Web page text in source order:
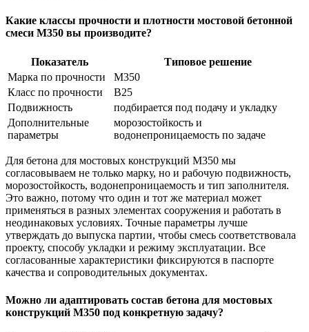
Какие классы прочности и плотности мостовой бетонной
смеси М350 вы производите?
Показатель
Типовое решение
Марка по прочности
М350
Класс по прочности
В25
Подвижность
подбирается под подачу и укладку
Дополнительные
параметры
морозостойкость и
водонепроницаемость по задаче
Для бетона для мостовых конструкций М350 мы
согласовываем не только марку, но и рабочую подвижность,
морозостойкость, водонепроницаемость и тип заполнителя.
Это важно, потому что один и тот же материал может
применяться в разных элементах сооружения и работать в
неодинаковых условиях. Точные параметры лучше
утверждать до выпуска партии, чтобы смесь соответствовала
проекту, способу укладки и режиму эксплуатации. Все
согласованные характеристики фиксируются в паспорте
качества и сопроводительных документах.
Можно ли адаптировать состав бетона для мостовых
конструкций М350 под конкретную задачу?